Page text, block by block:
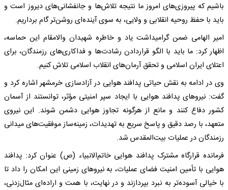
باشیم که پیروزی‌های امروز ما نتیجه تلاش‌ها و جانفشانی‌های دیروز است و
باید با حفظ روحیه انقلابی و ولایی، به سوی آینده‌ای روشن‌تر گام برداریم.
امیر الهامی ضمن گرامیداشت یاد و خاطره شهیدان والامقام این حماسه،
اظهار کرد: ما باید با الگو قراردادن رشادت‌ها و فداکاری‌های رزمندگان، برای
اعتلای ایران اسلامی و تحقق آرمان‌های انقلاب اسلامی تلاش کنیم.
وی در ادامه به نقش حیاتی پدافند هوایی در آزادسازی خرمشهر اشاره کرد و
گفت: نیرو‌های پدافند هوایی با ایجاد سپر امنیتی مؤثر، توانستند از آسمان
کشور دفاع کنند و مانع از هرگونه تجاوز هوایی دشمن شوند. این نیروی
متعهد، با رصد دقیق و پاسخ سریع به تهدیدات، زمینه‌ساز موفقیت‌های میدانی
رزمندگان در عملیات بیت‌المقدس شد.
فرمانده قرارگاه مشترک پدافند هوایی خاتم‌الانبیاء (ص) عنوان کرد: پدافند
هوایی با تأمین امنیت فضای عملیات، به نیرو‌های زمینی این امکان را داد تا
با خیالی آسوده‌تر به نبرد بپردازند و در نهایت، با همت و اراده‌ای مثال‌زدنی،